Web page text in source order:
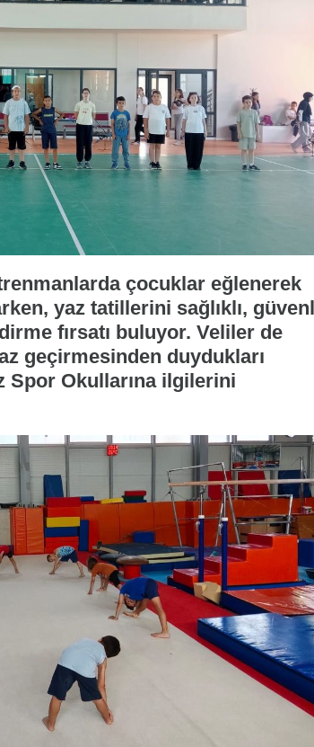
çocuklar eğlenerek
yaz tatillerini sağlıklı,
fırsatı buluyor. Veliler de
geçirmesinden duydukları
Spor Okullarına ilgilerini